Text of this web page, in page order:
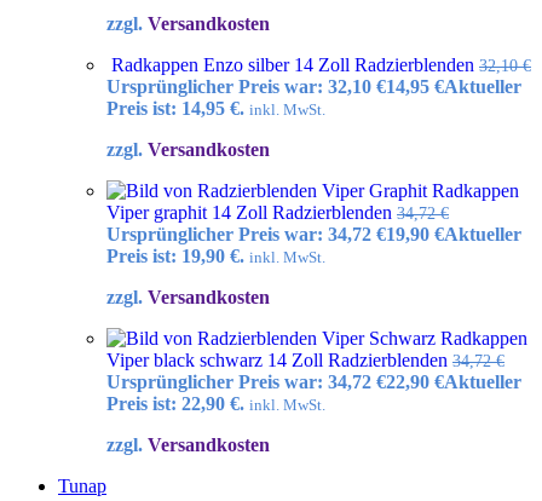
zzgl. Versandkosten
Radkappen Enzo silber 14 Zoll Radzierblenden 32,10€
Ursprünglicher Preis war: 32,10 €14,95 €Aktueller
Preis ist: 14,95 €. inkl. MwSt.
zzgl. Versandkosten
Radkappen
Viper graphit 14 Zoll Radzierblenden 34,72€
Ursprünglicher Preis war: 34,72 €19,90 €Aktueller
Preis ist: 19,90 €. inkl. MwSt.
zzgl. Versandkosten
Radkappen
Viper black schwarz 14 Zoll Radzierblenden 34,72€
Ursprünglicher Preis war: 34,72 €22,90 €Aktueller
Preis ist: 22,90 €. inkl. MwSt.
zzgl. Versandkosten
Tunap